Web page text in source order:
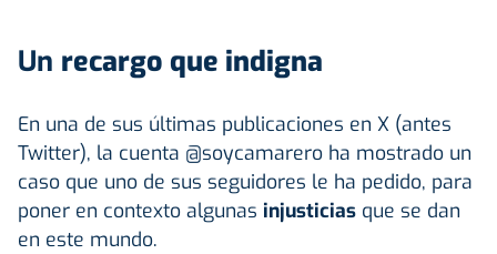
Un recargo que indigna
En una de sus últimas publicaciones en X (antes
Twitter), la cuenta @soycamarero ha mostrado un
caso que uno de sus seguidores le ha pedido, para
poner en contexto algunas injusticias que se dan
en este mundo.